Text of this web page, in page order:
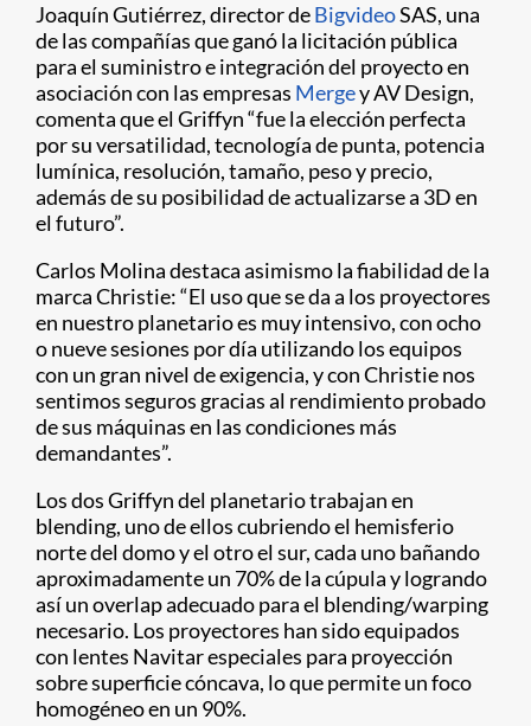
Joaquín Gutiérrez, director deBigvideoSAS, una
de las compañías que ganó la licitación pública
para el suministro e integración del proyecto en
asociación con las empresas Mergey AV Design,
comenta que el Griffyn “fue la elección perfecta
por su versatilidad, tecnología de punta, potencia
lumínica, resolución, tamaño, peso y precio,
además de su posibilidad de actualizarse a 3D en
el futuro”.
Carlos Molina destaca asimismo la fiabilidad de la
marca Christie: “El uso que se da a los proyectores
en nuestro planetario es muy intensivo, con ocho
o nueve sesiones por día utilizando los equipos
con un gran nivel de exigencia, y con Christie nos
sentimos seguros gracias al rendimiento probado
de sus máquinas en las condiciones más
demandantes”.
Los dos Griffyn del planetario trabajan en
blending, uno de ellos cubriendo el hemisferio
norte del domo y el otro el sur, cada uno bañando
aproximadamente un 70% de la cúpula y logrando
así un overlap adecuado para el blending/warping
necesario. Los proyectores han sido equipados
con lentes Navitar especiales para proyección
sobre superficie cóncava, lo que permite un foco
homogéneo en un 90%.